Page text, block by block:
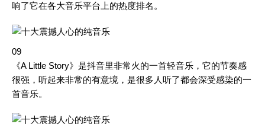
响了它在各大音乐平台上的热度排名。
09
《A Little Story》是抖音里非常火的一首轻音乐，它的节奏感
很强，听起来非常的有意境，是很多人听了都会深受感染的一
首音乐。